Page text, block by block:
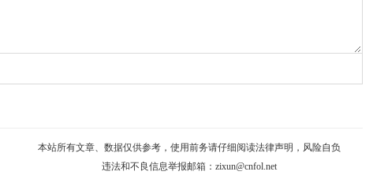
本站所有文章、数据仅供参考，使用前务请仔细阅读法律声明 ，风险自负
违法和不良信息举报邮箱： zixun@cnfol.net